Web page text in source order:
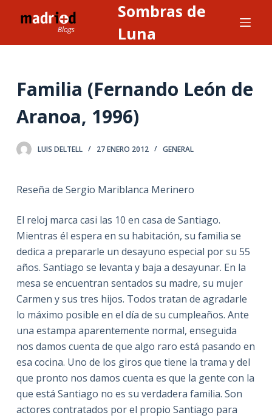
l
o
n
d
o
Sombras de
Luna
Familia (Fernando León de
Aranoa, 1996)
LUIS DELTELL 27 ENERO 2012 GENERAL
Reseña de Sergio Mariblanca Merinero
El reloj marca casi las 10 en casa de Santiago.
Mientras él espera en su habitación, su familia se
dedica a prepararle un desayuno especial por su 55
años. Santiago se levanta y baja a desayunar. En la
mesa se encuentran sentados su madre, su mujer
Carmen y sus tres hijos. Todos tratan de agradarle
lo máximo posible en el día de su cumpleaños. Ante
una estampa aparentemente normal, enseguida
nos damos cuenta de que algo raro está pasando en
esa cocina. Uno de los giros que tiene la trama y del
que pronto nos damos cuenta es que la gente con la
que está Santiago no es su verdadera familia. Son
actores contratados por el propio Santiago para